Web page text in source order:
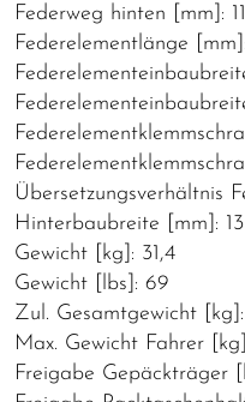
Federweg hinten [mm]:
Federelementlänge
Übersetzungsverhältnis
Hinterbaubreite [mm]:
Gewicht [kg]: 31,4
Gewicht [lbs]: 69
Zul. Gesamtgewicht
Max. Gewicht Fahrer
Freigabe Gepäckträger